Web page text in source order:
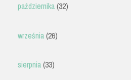
października(32)
września(26)
sierpnia(33)